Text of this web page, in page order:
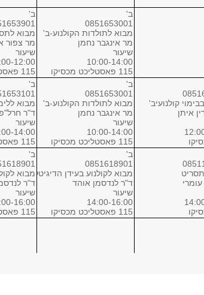
ב'
0851653001
מבוא לתולדות הקולנוע-ב'
מר אינגבר נחמן
שיעור
10:00-14:00
115 פאסטליכט מכסיקו
ב'
מבוא
מר צפור
שיעור
12:00
115 פאסטליכט מכסיקו
קולנועיב'
איתן
ב'
0851653001
מבוא לתולדות הקולנוע-ב'
מר אינגבר נחמן
שיעור
10:00-14:00
115 פאסטליכט מכסיקו
ב'
מבוא
ד"ר
שיעור
14:00
115 פאסטליכט מכסיקו
ב'
0851618901
מבוא לקולנוע בעידן הדיגיטלי (
ד"ר לנדסמן אוהד
שיעור
14:00-16:00
115 פאסטליכט מכסיקו
ב'
מבוא
ד"ר
שיעור
16:00
115 פאסטליכט מכסיקו